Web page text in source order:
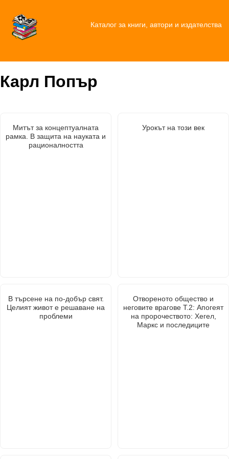
Каталог за книги, автори и издателства
Карл Попър
Митът за концептуалната
рамка. В защита на науката и
рационалността
Урокът на този век
В търсене на по-добър свят.
Целият живот е решаване на
проблеми
Отвореното общество и
неговите врагове Т.2: Апогеят
на пророчеството: Хегел,
Маркс и последиците